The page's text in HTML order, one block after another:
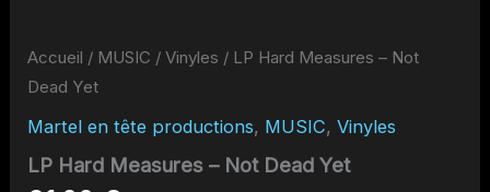
Accueil / MUSIC /Vinyles / LP Hard Measures – Not
Dead Yet
Martel en tête productions, MUSIC,Vinyles
LP Hard Measures – Not Dead Yet